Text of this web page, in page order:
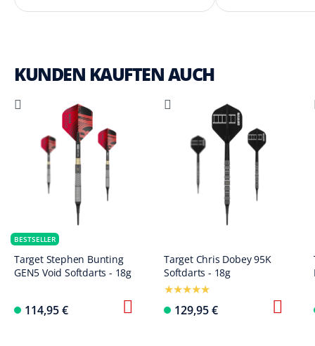
KUNDEN KAUFTEN AUCH
BESTSELLER
Target Stephen Bunting
GEN5 Void Softdarts - 18g
114,95 €
Target Chris Dobey 95K
Softdarts - 18g
129,95 €